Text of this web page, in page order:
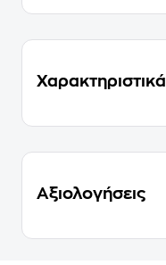
Χαρακτηριστικά
Αξιολογήσεις